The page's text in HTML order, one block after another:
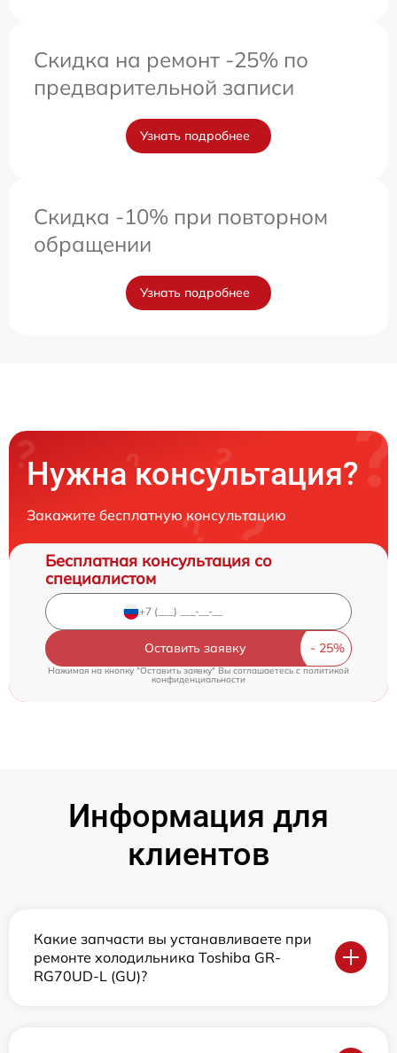
Скидка на ремонт -25% по
предварительной записи
Узнать подробнее
Скидка -10% при повторном
обращении
Узнать подробнее
Нужна консультация?
Закажите бесплатную консультацию
Бесплатная консультация со
специалистом
Оставить заявку
Нажимая на кнопку "Оставить заявку" Вы соглашаетесь cполитикой
конфиденциальности
Информация для
клиентов
Какие запчасти вы устанавливаете при
ремонте холодильника Toshiba GR-
RG70UD-L (GU)?